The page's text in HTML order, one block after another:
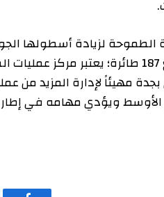
لأسطولها الحالي البالغ 187 طائرة؛
لإدارة المزيد من
ويؤدي مهامه في إطار